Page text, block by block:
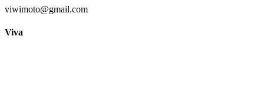
viwimoto@gmail.com
Viva